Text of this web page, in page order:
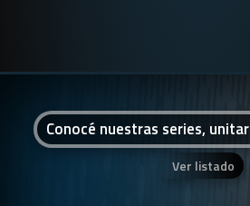
Conocé nuestras series,
Ver listado